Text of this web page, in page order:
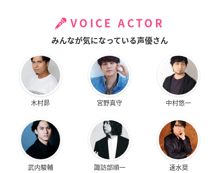
VOICE ACTOR
みんなが気になっている声優さん
木村昴 宮野真守 中村悠一
武内駿輔 諏訪部順一 速水奨